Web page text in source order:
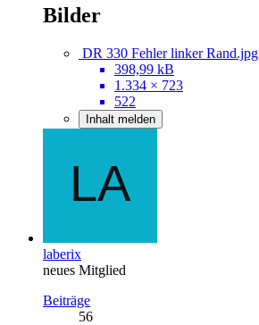
Bilder
DR 330 Fehler linker Rand.jpg
398,99 kB
1.334 × 723
522
Inhalt melden
laberix
neues Mitglied
Beiträge
56